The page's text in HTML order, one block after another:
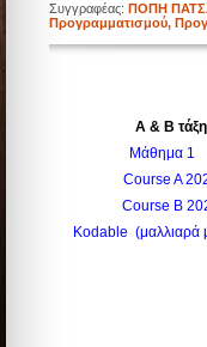
Συγγραφέας: ΠΟΠΗ
Προγραμματισμού,
Α & Β τάξη
Μάθημα 1
Course A
Course B
Kodable (μαλλιαρά